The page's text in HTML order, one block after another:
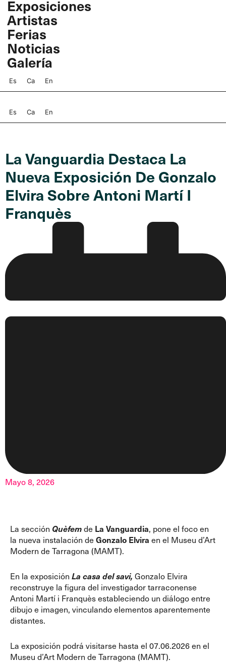
contenido
Exposiciones
Artistas
Ferias
Noticias
Galería
Es Ca En
Es Ca En
La Vanguardia Destaca La
Nueva Exposición De Gonzalo
Elvira Sobre Antoni Martí I
Franquès
Mayo 8, 2026
La sección Quèfemde La Vanguardia, pone el foco en
la nueva instalación de Gonzalo Elvira en el Museu d’Art
Modern de Tarragona (MAMT).
En la exposición La casa del savi, Gonzalo Elvira
reconstruye la figura del investigador tarraconense
Antoni Martí i Franquès estableciendo un diálogo entre
dibujo e imagen, vinculando elementos aparentemente
distantes.
La exposición podrá visitarse hasta el 07.06.2026 en el
Museu d’Art Modern de Tarragona (MAMT).